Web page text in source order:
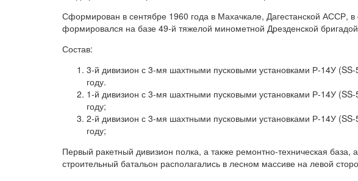
Сформирован в сентябре 1960 года в Махачкале, Дагестанской АССР,
формировался на базе 49-й тяжелой минометной Дрезденской
Состав:
3-й дивизион с 3-мя шахтными пусковыми установками Р-14У (SS-
году.
1-й дивизион с 3-мя шахтными пусковыми установками Р-14У (SS-
году;
2-й дивизион с 3-мя шахтными пусковыми установками Р-14У (SS-
году;
Первый ракетный дивизион полка, а также ремонтно-техническая база,
строительный батальон располагались в лесном массиве на левой